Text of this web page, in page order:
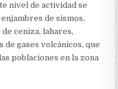
nivel de actividad se
de sismos,
ceniza, lahares,
gases volcánicos, que
poblaciones en la zona